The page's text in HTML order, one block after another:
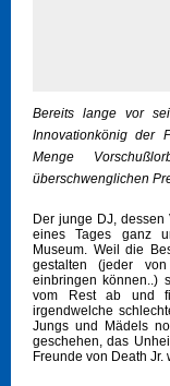
Bereits lange vor
Innovationkönig der
Menge
überschwenglichen
Der junge DJ, dessen
eines Tages ganz
Museum. Weil die
gestalten (jeder
einbringen können..)
vom Rest ab und
irgendwelche
Jungs und Mädels
geschehen, das
Freunde von Death